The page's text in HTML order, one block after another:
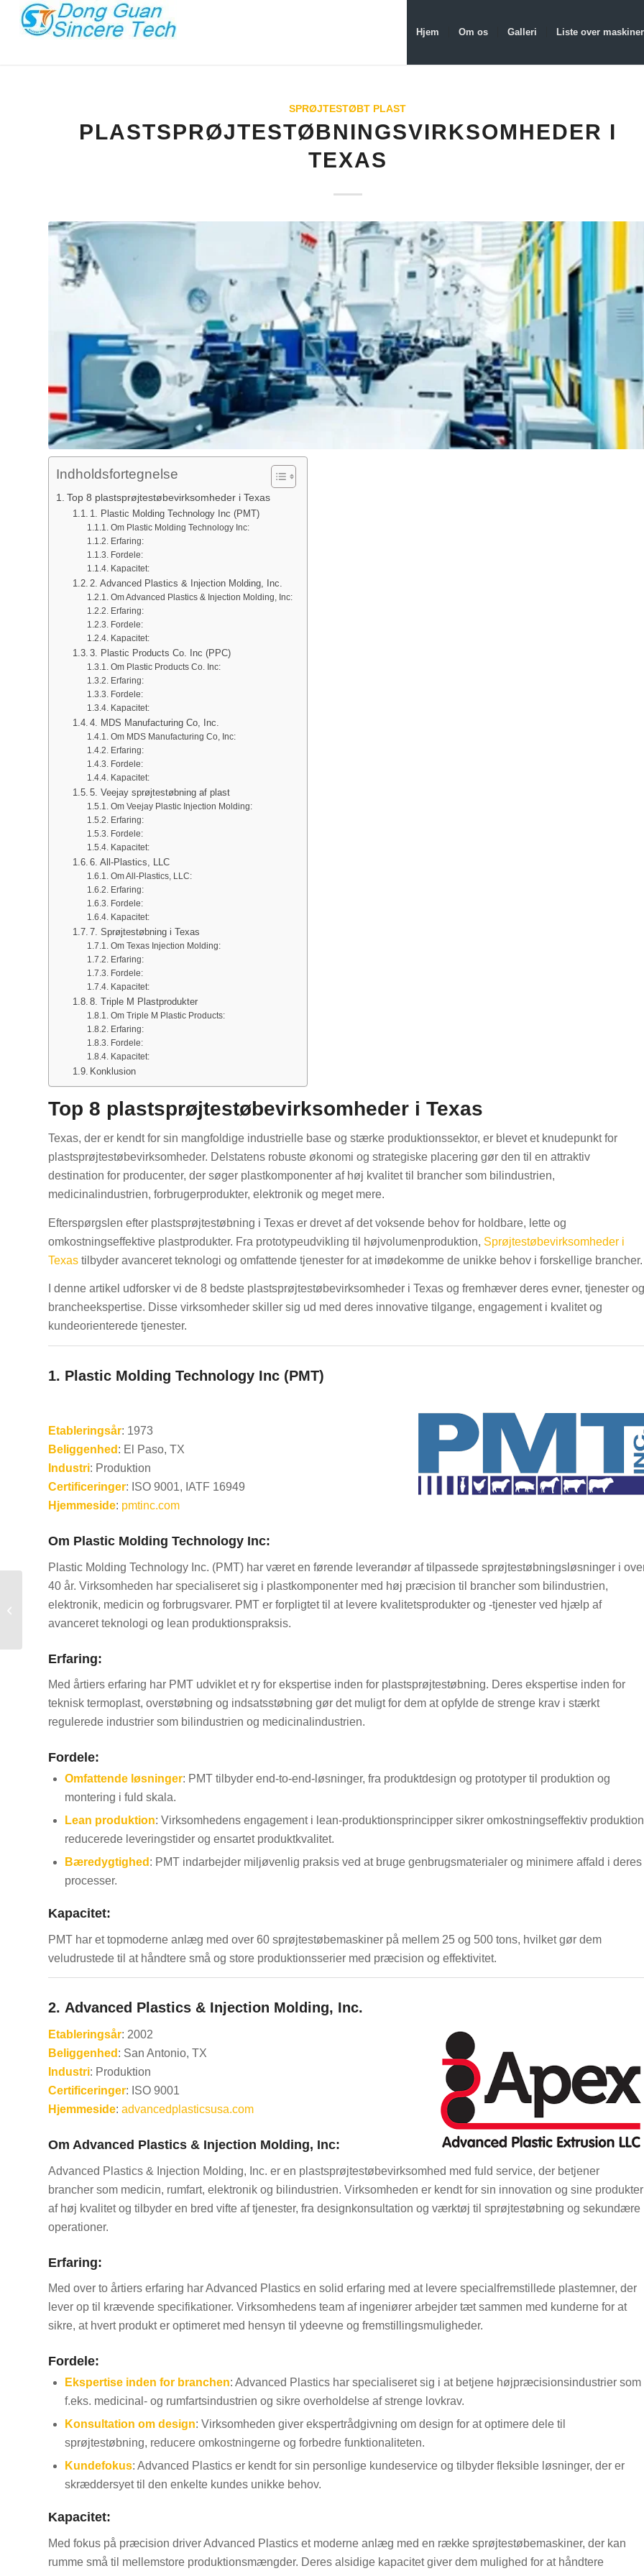
Hjem Om os Galleri Liste over maskiner
SPRØJTESTØBT PLAST
PLASTSPRØJTESTØBNINGSVIRKSOMHEDER I
TEXAS
Indholdsfortegnelse
Top 8 plastsprøjtestøbevirksomheder i Texas
1. Plastic Molding Technology Inc (PMT)
Om Plastic Molding Technology Inc:
Erfaring:
Fordele:
Kapacitet:
2. Advanced Plastics & Injection Molding, Inc.
Om Advanced Plastics & Injection Molding, Inc:
Erfaring:
Fordele:
Kapacitet:
3. Plastic Products Co. Inc (PPC)
Om Plastic Products Co. Inc:
Erfaring:
Fordele:
Kapacitet:
4. MDS Manufacturing Co, Inc.
Om MDS Manufacturing Co, Inc:
Erfaring:
Fordele:
Kapacitet:
5. Veejay sprøjtestøbning af plast
Om Veejay Plastic Injection Molding:
Erfaring:
Fordele:
Kapacitet:
6. All-Plastics, LLC
Om All-Plastics, LLC:
Erfaring:
Fordele:
Kapacitet:
7. Sprøjtestøbning i Texas
Om Texas Injection Molding:
Erfaring:
Fordele:
Kapacitet:
8. Triple M Plastprodukter
Om Triple M Plastic Products:
Erfaring:
Fordele:
Kapacitet:
Konklusion
Top 8 plastsprøjtestøbevirksomheder i Texas
Texas, der er kendt for sin mangfoldige industrielle base og stærke produktionssektor, er blevet et knudepunkt for
plastsprøjtestøbevirksomheder. Delstatens robuste økonomi og strategiske placering gør den til en attraktiv
destination for producenter, der søger plastkomponenter af høj kvalitet til brancher som bilindustrien,
medicinalindustrien, forbrugerprodukter, elektronik og meget mere.
Efterspørgslen efter plastsprøjtestøbning i Texas er drevet af det voksende behov for holdbare, lette og
omkostningseffektive plastprodukter. Fra prototypeudvikling til højvolumenproduktion, Sprøjtestøbevirksomheder i
Texas tilbyder avanceret teknologi og omfattende tjenester for at imødekomme de unikke behov i forskellige brancher.
I denne artikel udforsker vi de 8 bedste plastsprøjtestøbevirksomheder i Texas og fremhæver deres evner, tjenester og
brancheekspertise. Disse virksomheder skiller sig ud med deres innovative tilgange, engagement i kvalitet og
kundeorienterede tjenester.
1. Plastic Molding Technology Inc (PMT)
Etableringsår: 1973
Beliggenhed : El Paso, TX
Industri: Produktion
Certificeringer: ISO 9001, IATF 16949
Hjemmeside: pmtinc.com
Om Plastic Molding Technology Inc:
Plastic Molding Technology Inc. (PMT) har været en førende leverandør af tilpassede sprøjtestøbningsløsninger i
40 år. Virksomheden har specialiseret sig i plastkomponenter med høj præcision til brancher som bilindustrien,
elektronik, medicin og forbrugsvarer. PMT er forpligtet til at levere kvalitetsprodukter og -tjenester ved hjælp af
avanceret teknologi og lean produktionspraksis.
Erfaring:
Med årtiers erfaring har PMT udviklet et ry for ekspertise inden for plastsprøjtestøbning. Deres ekspertise inden for
teknisk termoplast, overstøbning og indsatsstøbning gør det muligt for dem at opfylde de strenge krav i stærkt
regulerede industrier som bilindustrien og medicinalindustrien.
Fordele:
Omfattende løsninger: PMT tilbyder end-to-end-løsninger, fra produktdesign og prototyper til produktion og
montering i fuld skala.
Lean produktion: Virksomhedens engagement i lean-produktionsprincipper sikrer omkostningseffektiv
reducerede leveringstider og ensartet produktkvalitet.
Bæredygtighed : PMT indarbejder miljøvenlig praksis ved at bruge genbrugsmaterialer og minimere affald i deres
processer.
Kapacitet:
PMT har et topmoderne anlæg med over 60 sprøjtestøbemaskiner på mellem 25 og 500 tons, hvilket gør dem
veludrustede til at håndtere små og store produktionsserier med præcision og effektivitet.
2. Advanced Plastics & Injection Molding, Inc.
Etableringsår: 2002
Beliggenhed : San Antonio, TX
Industri: Produktion
Certificeringer: ISO 9001
Hjemmeside: advancedplasticsusa.com
Om Advanced Plastics & Injection Molding, Inc:
Advanced Plastics & Injection Molding, Inc. er en plastsprøjtestøbevirksomhed med fuld service, der betjener
brancher som medicin, rumfart, elektronik og bilindustrien. Virksomheden er kendt for sin innovation og sine produkter
af høj kvalitet og tilbyder en bred vifte af tjenester, fra designkonsultation og værktøj til sprøjtestøbning og sekundære
operationer.
Erfaring:
Med over to årtiers erfaring har Advanced Plastics en solid erfaring med at levere specialfremstillede plastemner, der
lever op til krævende specifikationer. Virksomhedens team af ingeniører arbejder tæt sammen med kunderne for at
sikre, at hvert produkt er optimeret med hensyn til ydeevne og fremstillingsmuligheder.
Fordele:
Ekspertise inden for branchen: Advanced Plastics har specialiseret sig i at betjene højpræcisionsindustrier som
f.eks. medicinal- og rumfartsindustrien og sikre overholdelse af strenge lovkrav.
Konsultation om design: Virksomheden giver ekspertrådgivning om design for at optimere dele til
sprøjtestøbning, reducere omkostningerne og forbedre funktionaliteten.
Kundefokus: Advanced Plastics er kendt for sin personlige kundeservice og tilbyder fleksible løsninger, der er
skræddersyet til den enkelte kundes unikke behov.
Kapacitet:
Med fokus på præcision driver Advanced Plastics et moderne anlæg med en række sprøjtestøbemaskiner, der kan
rumme små til mellemstore produktionsmængder. Deres alsidige kapacitet giver dem mulighed for at håndtere
sprøjtestøbevirksomheder
i USA